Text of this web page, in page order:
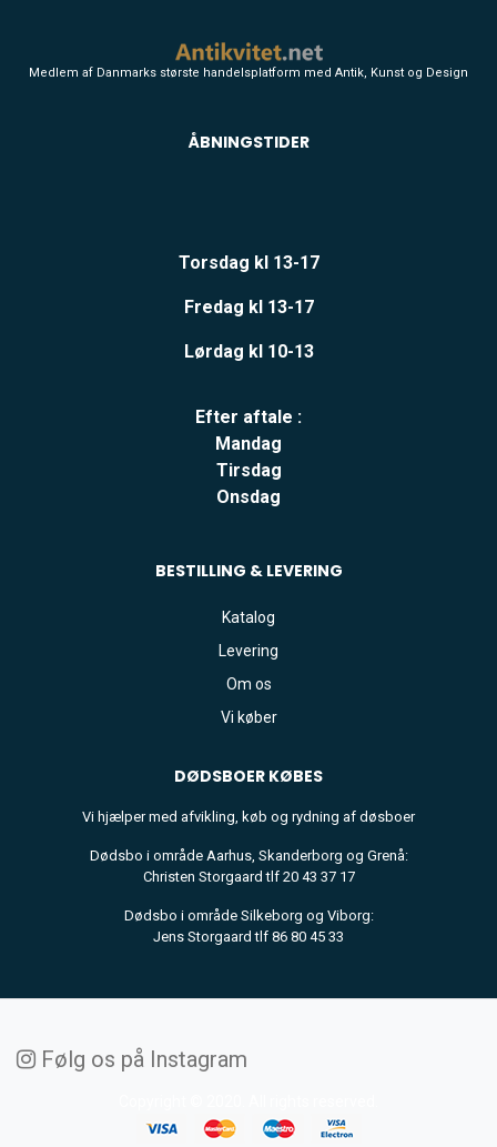
Medlem af Danmarks største handelsplatform med Antik, Kunst og Design
ÅBNINGSTIDER
Torsdag kl 13-17
Fredag kl 13-17
Lørdag kl 10-13
Efter aftale :
Mandag
Tirsdag
Onsdag
BESTILLING & LEVERING
Katalog
Levering
Om os
Vi køber
DØDSBOER KØBES
Vi hjælper med afvikling, køb og rydning af døsboer
Dødsbo i område Aarhus, Skanderborg og Grenå:
Christen Storgaard tlf 20 43 37 17
Dødsbo i område Silkeborg og Viborg:
Jens Storgaard tlf 86 80 45 33
Følg os på Instagram